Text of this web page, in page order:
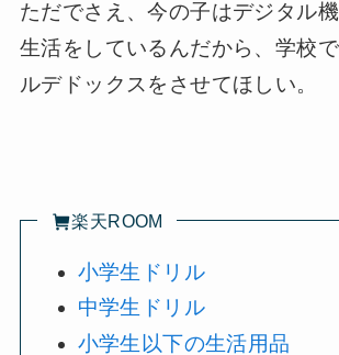
ただでさえ、今の子はデジタル
生活をしているんだから、学校
ルデドックスをさせてほしい。
楽天ROOM
小学生ドリル
中学生ドリル
小学生以下の生活用品